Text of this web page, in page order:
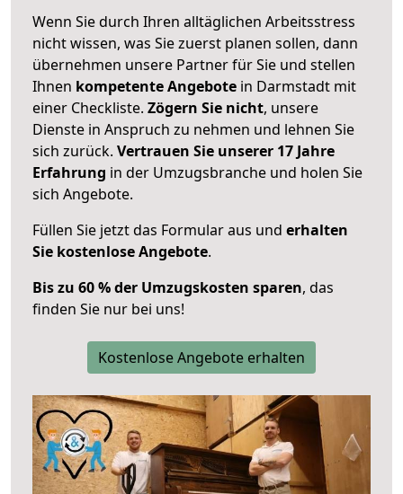
Wenn Sie durch Ihren alltäglichen Arbeitsstress
nicht wissen, was Sie zuerst planen sollen, dann
übernehmen unsere Partner für Sie und stellen
Ihnen kompetente Angebote in Darmstadt mit
einer Checkliste. Zögern Sie nicht, unsere
Dienste in Anspruch zu nehmen und lehnen Sie
sich zurück. Vertrauen Sie unserer 17 Jahre
Erfahrung in der Umzugsbranche und holen Sie
sich Angebote.
Füllen Sie jetzt das Formular aus und erhalten
Sie kostenlose Angebote.
Bis zu 60 % der Umzugskosten sparen, das
finden Sie nur bei uns!
Kostenlose Angebote erhalten